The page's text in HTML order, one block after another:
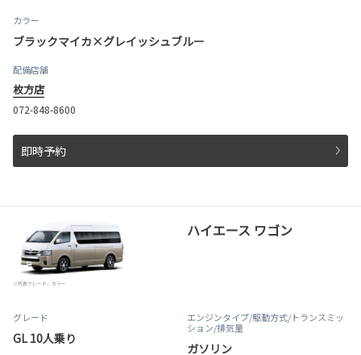
カラー
ブラックマイカ×グレイッシュブルー
配備店舗
枚方店
072-848-8600
即時予約
ハイエース ワゴン
※代表グレード／カラー
グレード
GL 10人乗り
エンジンタイプ/駆動方式/トランスミッ
ション/排気量
ガソリン